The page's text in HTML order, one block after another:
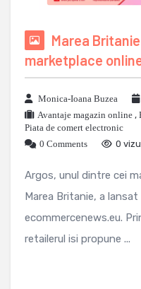
Marea
marketplace
Monica-Ioana Buzea
Avantaje magazin online ,
Piata de comert electronic
0 Comments
0
Argos, unul dintre cei
Marea Britanie, a
ecommercenews.eu.
retailerul isi propune ...